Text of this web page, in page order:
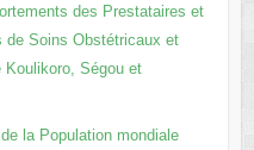
des Prestataires et
de Soins Obstétricaux et
Koulikoro, Ségou et
la Population mondiale